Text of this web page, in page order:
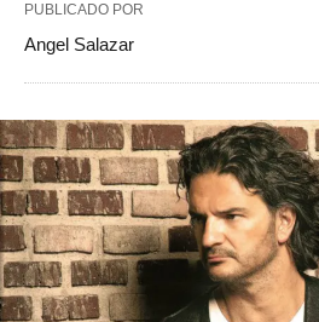
PUBLICADO POR
Angel Salazar